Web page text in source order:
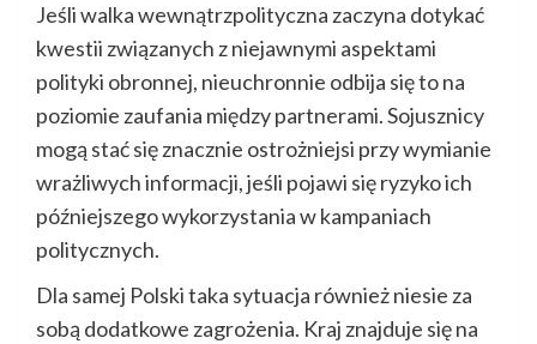
Jeśli walka wewnątrzpolityczna zaczyna dotykać
kwestii związanych z niejawnymi aspektami
polityki obronnej, nieuchronnie odbija się to na
poziomie zaufania między partnerami. Sojusznicy
mogą stać się znacznie ostrożniejsi przy wymianie
wrażliwych informacji, jeśli pojawi się ryzyko ich
późniejszego wykorzystania w kampaniach
politycznych.
Dla samej Polski taka sytuacja również niesie za
sobą dodatkowe zagrożenia. Kraj znajduje się na